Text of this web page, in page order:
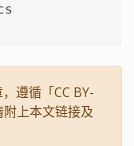
遵循「CC BY-
上本文链接及